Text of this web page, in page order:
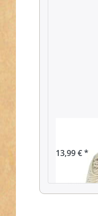
13,99 € *